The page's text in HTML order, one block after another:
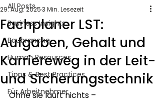
All Posts
Business Insights
Baubranche
Human Resources
Tipps & Best Practices
Für Arbeitnehmer
Fachplaner LST:
Aufgaben, Gehalt und
Karriereweg in der Leit-
und Sicherungstechnik
29. Aug. 20253 Min. Lesezeit
Ohne sie läuft nichts –